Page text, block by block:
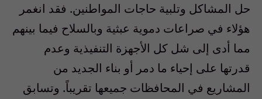
حل المشاكل وتلبية حاجات المواطنين. فقد انغمر
هؤلاء في صراعات دموية عبثية وبالسلاح فيما بينهم
مما أدى إلى شل كل الأجهزة التنفيذية وعدم
قدرتها على إحياء ما دمر أو بناء الجديد من
المشاريع في المحافظات جميعها تقريباً. وتسابق